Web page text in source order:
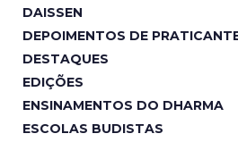
DAISSEN
DEPOIMENTOS DE
DESTAQUES
EDIÇÕES
ENSINAMENTOS DO DHARMA
ESCOLAS BUDISTAS